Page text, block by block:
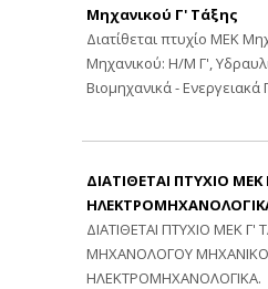
Μηχανικού Γ' Τάξης
Διατίθεται πτυχίο ΜΕΚ
Μηχανικού: Η/Μ Γ',
Βιομηχανικά - Ενεργειακά
ΔΙΑΤΙΘΕΤΑΙ ΠΤΥΧΙΟ
ΔΙΑΤΙΘΕΤΑΙ ΠΤΥΧΙΟ ΜΕΚ Γ'
ΜΗΧΑΝΟΛΟΓΟΥ
ΗΛΕΚΤΡΟΜΗΧΑΝΟΛΟΓΙΚΑ.